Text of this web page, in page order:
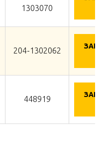
1303070
204-1302062
448919